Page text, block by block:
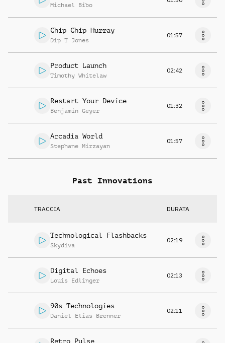
Michael Bibo
Chip Chip Hurray
Dip T Jones
01:57
Product Launch
Timothy Whitelaw
02:42
Restart Your Device
Benjamin Geyer
01:32
Arcadia World
Stephane Mirzayan
01:57
Past Innovations
TRACCIA DURATA
Technological Flashbacks
Skydiva
02:19
Digital Echoes
Louis Edlinger
02:13
90s Technologies
Daniel Elias Brenner
02:11
Retro Pulse